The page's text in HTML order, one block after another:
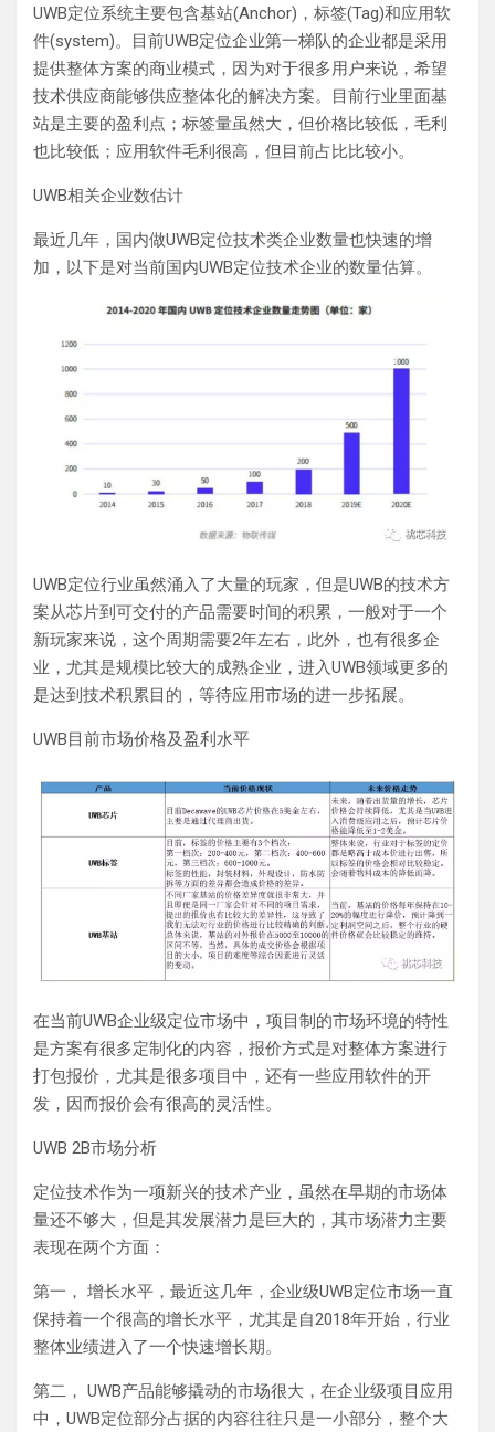
UWB定位系统主要包含基站(Anchor)，标签(Tag)和应用软
件(system)。目前UWB定位企业第一梯队的企业都是采用
提供整体方案的商业模式，因为对于很多用户来说，希望
技术供应商能够供应整体化的解决方案。目前行业里面基
站是主要的盈利点；标签量虽然大，但价格比较低，毛利
也比较低；应用软件毛利很高，但目前占比比较小。
UWB相关企业数估计
最近几年，国内做UWB定位技术类企业数量也快速的增
加，以下是对当前国内UWB定位技术企业的数量估算。
UWB定位行业虽然涌入了大量的玩家，但是UWB的技术方
案从芯片到可交付的产品需要时间的积累，一般对于一个
新玩家来说，这个周期需要2年左右，此外，也有很多企
业，尤其是规模比较大的成熟企业，进入UWB领域更多的
是达到技术积累目的，等待应用市场的进一步拓展。
UWB目前市场价格及盈利水平
在当前UWB企业级定位市场中，项目制的市场环境的特性
是方案有很多定制化的内容，报价方式是对整体方案进行
打包报价，尤其是很多项目中，还有一些应用软件的开
发，因而报价会有很高的灵活性。
UWB 2B市场分析
定位技术作为一项新兴的技术产业，虽然在早期的市场体
量还不够大，但是其发展潜力是巨大的，其市场潜力主要
表现在两个方面：
第一， 增长水平，最近这几年，企业级UWB定位市场一直
保持着一个很高的增长水平，尤其是自2018年开始，行业
整体业绩进入了一个快速增长期。
第二， UWB产品能够撬动的市场很大，在企业级项目应用
中，UWB定位部分占据的内容往往只是一小部分，整个大